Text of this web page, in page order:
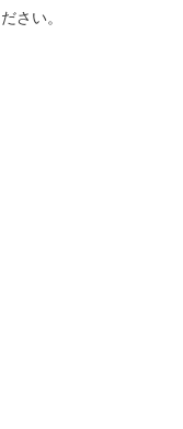
ださい。